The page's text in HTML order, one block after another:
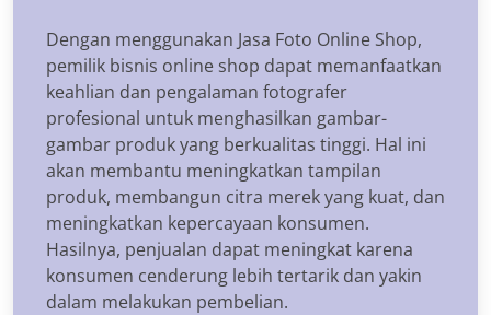
Dengan menggunakan Jasa Foto Online Shop,
pemilik bisnis online shop dapat memanfaatkan
keahlian dan pengalaman fotografer
profesional untuk menghasilkan gambar-
gambar produk yang berkualitas tinggi. Hal ini
akan membantu meningkatkan tampilan
produk, membangun citra merek yang kuat, dan
meningkatkan kepercayaan konsumen.
Hasilnya, penjualan dapat meningkat karena
konsumen cenderung lebih tertarik dan yakin
dalam melakukan pembelian.